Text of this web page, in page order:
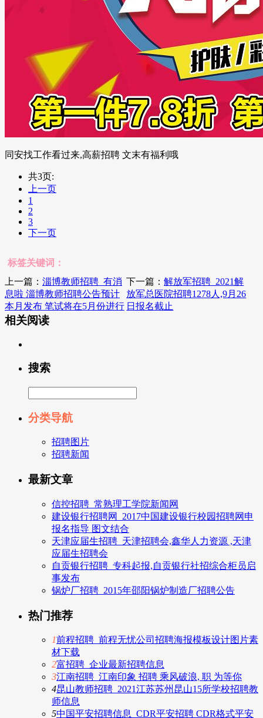
同安找工作看过来,高薪招聘 文末有福利哦
共3页:
上一页
1
2
3
下一页
标签关键词：
上一篇： 淄博教师招聘_有消
息啦 淄博教师招聘公告预计
本月发布 笔试将在5月份进行
下一篇：解放军招聘_2021解
放军总医院招聘1278人,9月26
日报名截止
相关阅读
搜索
分类导航
招聘图片
招聘新闻
最新文章
信控招聘_常熟理工学院新闻网
建设银行招聘网_2017中国建设银行校园招聘网申
报名指导 图文结合
天津应届生招聘_天津招聘会,鑫华人力资源 ,天津
应届生招聘会
自贡银行招聘_专科起报,自贡银行社招综合柜员启
事发布
锅炉厂招聘_2015年邵阳锅炉制造厂招聘公告
热门推荐
1前程招聘_前程无忧公司招聘海报模板设计图片素
材下载
2富招聘_企业最新招聘信息
3江南招聘_江南印象 招聘 乘风破浪, 职 为等你
4昆山教师招聘_2021江苏苏州昆山15所学校招聘教
师信息
5中国平安招聘信息_CDR平安招聘 CDR格式平安